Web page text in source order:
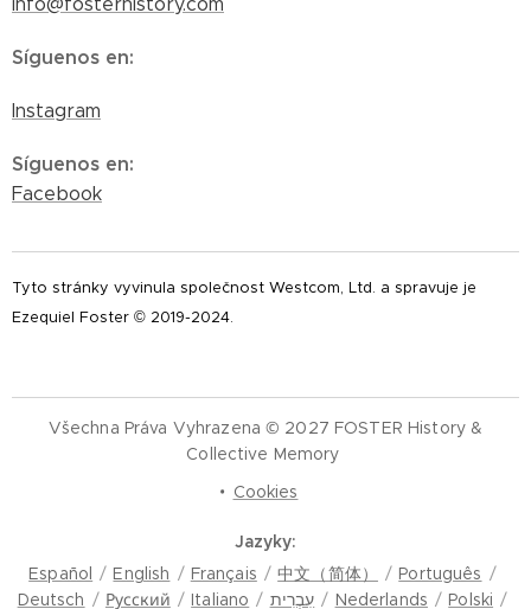
Síguenos en:
Instagram
Síguenos en:
Facebook
Tyto stránky vyvinula společnost Westcom, Ltd. a spravuje je
Ezequiel Foster © 2019-2024.
Všechna Práva Vyhrazena © 2027 FOSTER History &
Collective Memory
Cookies
Jazyky
Español
English Français 中文（简体）
Português
Deutsch
Русский Italiano עִבְרִית Nederlands Polski